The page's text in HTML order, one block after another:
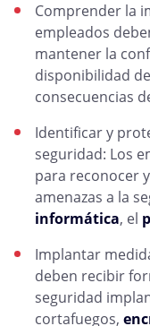
Comprender la
empleados
mantener la
disponibilidad
consecuencias
Identificar y
seguridad: Los
para reconocer
amenazas a la
informática, el
Implantar
deben recibir
seguridad
cortafuegos,